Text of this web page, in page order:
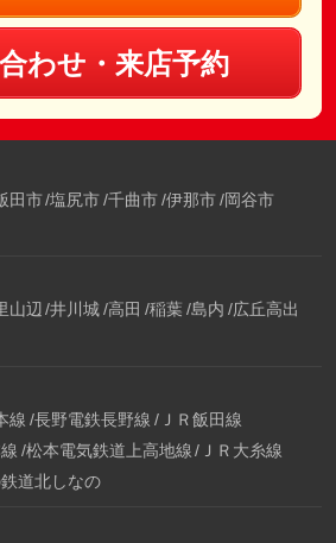
わせ・来店予約
田市 塩尻市 千曲市 伊那市 岡谷市
山辺 井川城 高田 稲葉 島内 広丘高出
線 長野電鉄長野線 ＪＲ飯田線
松本電気鉄道上高地線
ＪＲ大糸線
道北しなの